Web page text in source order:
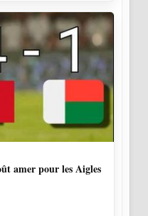
amer pour les Aigles